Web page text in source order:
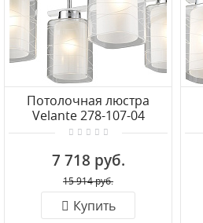
Потолочная люстра
Velante 278-107-04
7 718 руб.
15 914 руб.
Купить